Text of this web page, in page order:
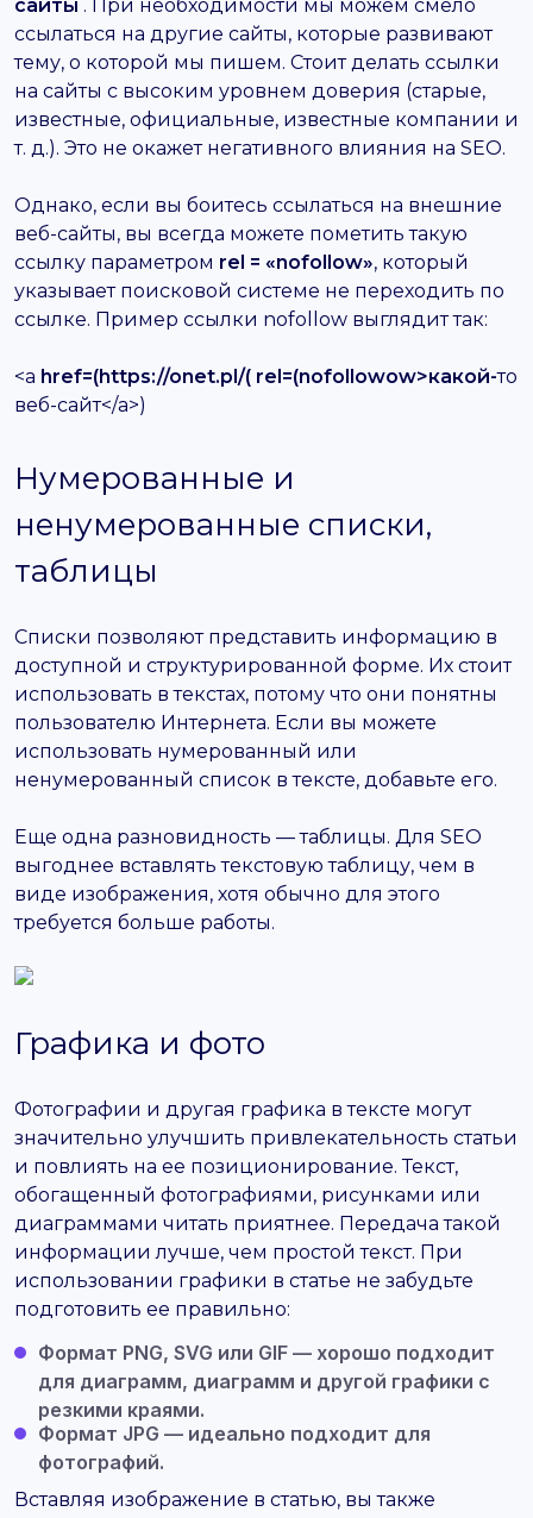
сайты . При необходимости мы можем смело
ссылаться на другие сайты, которые развивают
тему, о которой мы пишем. Стоит делать ссылки
на сайты с высоким уровнем доверия (старые,
известные, официальные, известные компании и
т. д.). Это не окажет негативного влияния на SEO.
Однако, если вы боитесь ссылаться на внешние
веб-сайты, вы всегда можете пометить такую ​​
ссылку параметром rel = «nofollow», который
указывает поисковой системе не переходить по
ссылке. Пример ссылки nofollow выглядит так:
<a href=(https://onet.pl/( rel=(nofollowow>какой-то
веб-сайт</a>)
Нумерованные и
ненумерованные списки,
таблицы
Списки позволяют представить информацию в
доступной и структурированной форме. Их стоит
использовать в текстах, потому что они понятны
пользователю Интернета. Если вы можете
использовать нумерованный или
ненумерованный список в тексте, добавьте его.
Еще одна разновидность — таблицы. Для SEO
выгоднее вставлять текстовую таблицу, чем в
виде изображения, хотя обычно для этого
требуется больше работы.
Графика и фото
Фотографии и другая графика в тексте могут
значительно улучшить привлекательность статьи
и повлиять на ее позиционирование. Текст,
обогащенный фотографиями, рисунками или
диаграммами читать приятнее. Передача такой
информации лучше, чем простой текст. При
использовании графики в статье не забудьте
подготовить ее правильно:
Формат PNG, SVG или GIF — хорошо подходит
для диаграмм, диаграмм и другой графики с
резкими краями.
Формат JPG — идеально подходит для
фотографий.
Вставляя изображение в статью, вы также